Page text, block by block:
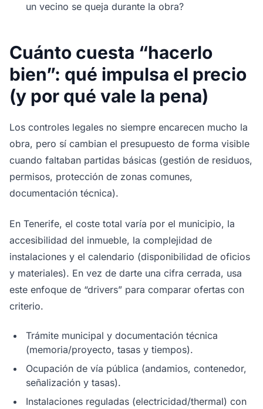
un vecino se queja durante la obra?
Cuánto cuesta “hacerlo
bien”: qué impulsa el precio
(y por qué vale la pena)
Los controles legales no siempre encarecen mucho la
obra, pero sí cambian el presupuesto de forma visible
cuando faltaban partidas básicas (gestión de residuos,
permisos, protección de zonas comunes,
documentación técnica).
En Tenerife, el coste total varía por el municipio, la
accesibilidad del inmueble, la complejidad de
instalaciones y el calendario (disponibilidad de oficios
y materiales). En vez de darte una cifra cerrada, usa
este enfoque de “drivers” para comparar ofertas con
criterio.
Trámite municipal y documentación técnica
(memoria/proyecto, tasas y tiempos).
Ocupación de vía pública (andamios, contenedor,
señalización y tasas).
Instalaciones reguladas (electricidad/thermal) con